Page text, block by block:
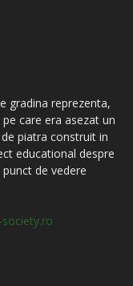
gradina reprezenta,
care era asezat un
piatra construit in
educational despre
de vedere